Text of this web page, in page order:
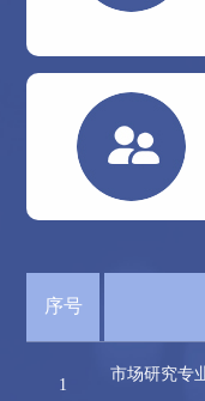
序号
1
市场研究专